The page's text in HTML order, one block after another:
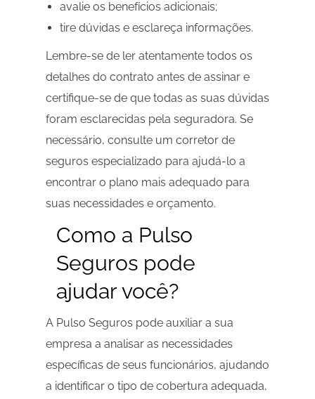
avalie os benefícios adicionais;
tire dúvidas e esclareça informações.
Lembre-se de ler atentamente todos os
detalhes do contrato antes de assinar e
certifique-se de que todas as suas dúvidas
foram esclarecidas pela seguradora. Se
necessário, consulte um corretor de
seguros especializado para ajudá-lo a
encontrar o plano mais adequado para
suas necessidades e orçamento.
Como a Pulso
Seguros pode
ajudar você?
A Pulso Seguros pode auxiliar a sua
empresa a analisar as necessidades
específicas de seus funcionários, ajudando
a identificar o tipo de cobertura adequada,